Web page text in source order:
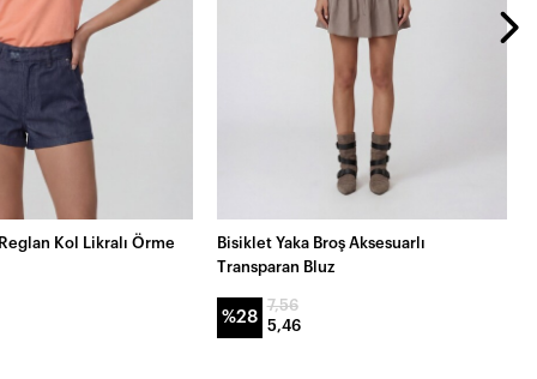
Kol Likralı Örme
Bisiklet Yaka Broş Aksesuarlı
Transparan Bluz
%28
7,56
5,46